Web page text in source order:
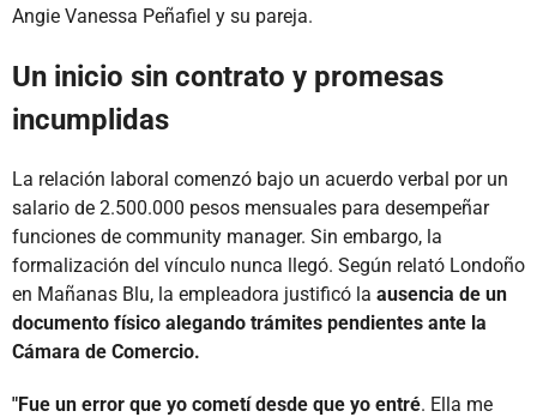
Angie Vanessa Peñafiel y su pareja.
Un inicio sin contrato y promesas
incumplidas
La relación laboral comenzó bajo un acuerdo verbal por un
salario de 2.500.000 pesos mensuales para desempeñar
funciones de community manager. Sin embargo, la
formalización del vínculo nunca llegó. Según relató Londoño
en Mañanas Blu, la empleadora justificó la ausencia de un
documento físico alegando trámites pendientes ante la
Cámara de Comercio.
"Fue un error que yo cometí desde que yo entré. Ella me